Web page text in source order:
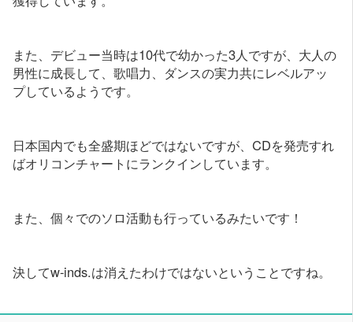
また、デビュー当時は10代で幼かった3人ですが、大人の
男性に成長して、歌唱力、ダンスの実力共にレベルアッ
プしているようです。
日本国内でも全盛期ほどではないですが、CDを発売すれ
ばオリコンチャートにランクインしています。
また、個々でのソロ活動も行っているみたいです！
決してw-inds.は消えたわけではないということですね。